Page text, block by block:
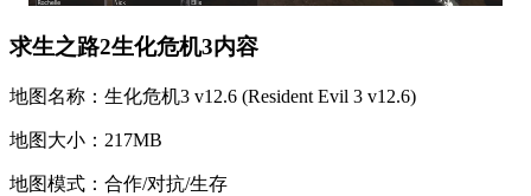
求生之路2生化危机3内容
地图名称：生化危机3 v12.6 (Resident Evil 3 v12.6)
地图大小：217MB
地图模式：合作/对抗/生存